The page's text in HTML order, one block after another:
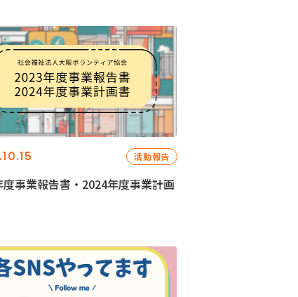
活動報告
度事業報告書・2024年度事業計画